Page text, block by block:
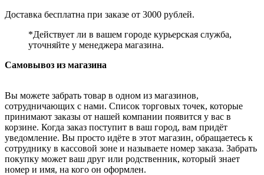
Доставка бесплатна при заказе от 3000 рублей.
*Действует ли в вашем городе курьерская служба,
уточняйте у менеджера магазина.
Самовывоз из магазина
Вы можете забрать товар в одном из магазинов,
сотрудничающих с нами. Список торговых точек, которые
принимают заказы от нашей компании появится у вас в
корзине. Когда заказ поступит в ваш город, вам придёт
уведомление. Вы просто идёте в этот магазин, обращаетесь к
сотруднику в кассовой зоне и называете номер заказа. Забрать
покупку может ваш друг или родственник, который знает
номер и имя, на кого он оформлен.